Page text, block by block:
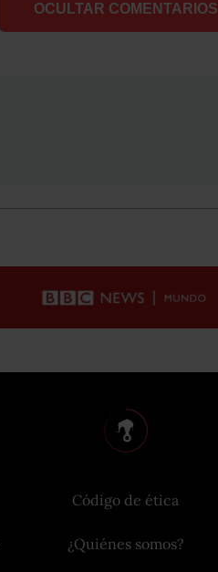
OCULTAR COMENTARIOS
Código de ética
¿Quiénes somos?